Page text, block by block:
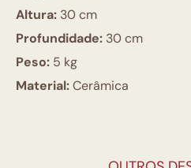
Altura: 30 cm
Profundidade: 30 cm
Peso: 5 kg
Material:Cerâmica